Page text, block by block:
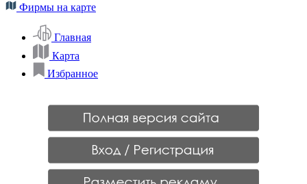
Фирмы на карте
Главная
Карта
Избранное